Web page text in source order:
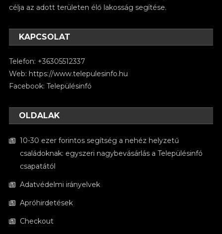
célja az adott területen élő lakosság segítése.
KAPCSOLAT
Telefon: +36305512337
Web: https://www.telepulesinfo.hu
Facebook:Településinfó
OLDALAK
10-30 ezer forintos segítség a nehéz helyzetű
családoknak: egyszeri nagybevásárlás a Településinfó
csapatától
Adatvédelmi irányelvek
Apróhirdetések
Checkout